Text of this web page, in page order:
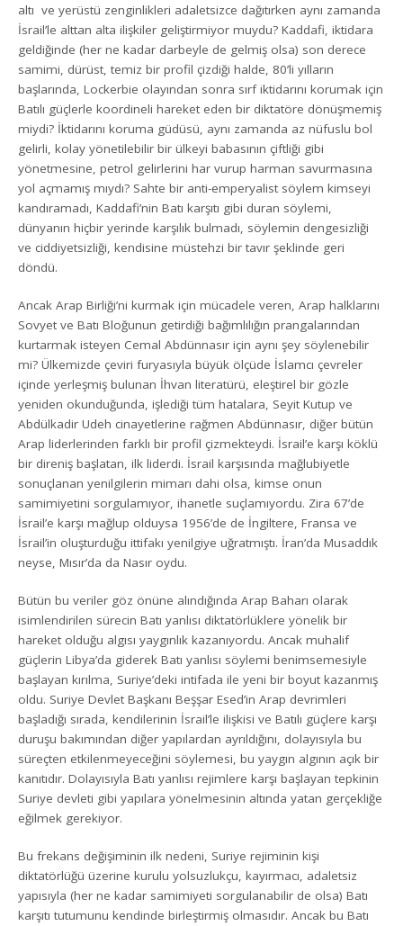
altı ve yerüstü zenginlikleri adaletsizce dağıtırken aynı zamanda
İsrail’le alttan alta ilişkiler geliştirmiyor muydu? Kaddafi, iktidara
geldiğinde (her ne kadar darbeyle de gelmiş olsa) son derece
samimi, dürüst, temiz bir profil çizdiği halde, 80’li yılların
başlarında, Lockerbie olayından sonra sırf iktidarını korumak için
Batılı güçlerle koordineli hareket eden bir diktatöre dönüşmemiş
miydi? İktidarını koruma güdüsü, aynı zamanda az nüfuslu bol
gelirli, kolay yönetilebilir bir ülkeyi babasının çiftliği gibi
yönetmesine, petrol gelirlerini har vurup harman savurmasına
yol açmamış mıydı? Sahte bir anti-emperyalist söylem kimseyi
kandıramadı, Kaddafi’nin Batı karşıtı gibi duran söylemi,
dünyanın hiçbir yerinde karşılık bulmadı, söylemin dengesizliği
ve ciddiyetsizliği, kendisine müstehzi bir tavır şeklinde geri
döndü.
Ancak Arap Birliği’ni kurmak için mücadele veren, Arap halklarını
Sovyet ve Batı Bloğunun getirdiği bağımlılığın prangalarından
kurtarmak isteyen Cemal Abdünnasır için aynı şey söylenebilir
mi? Ülkemizde çeviri furyasıyla büyük ölçüde İslamcı çevreler
içinde yerleşmiş bulunan İhvan literatürü, eleştirel bir gözle
yeniden okunduğunda, işlediği tüm hatalara, Seyit Kutup ve
Abdülkadir Udeh cinayetlerine rağmen Abdünnasır, diğer bütün
Arap liderlerinden farklı bir profil çizmekteydi. İsrail’e karşı köklü
bir direniş başlatan, ilk liderdi. İsrail karşısında mağlubiyetle
sonuçlanan yenilgilerin mimarı dahi olsa, kimse onun
samimiyetini sorgulamıyor, ihanetle suçlamıyordu. Zira 67’de
İsrail’e karşı mağlup olduysa 1956’de de İngiltere, Fransa ve
İsrail’in oluşturduğu ittifakı yenilgiye uğratmıştı. İran’da Musaddık
neyse, Mısır’da da Nasır oydu.
Bütün bu veriler göz önüne alındığında Arap Baharı olarak
isimlendirilen sürecin Batı yanlısı diktatörlüklere yönelik bir
hareket olduğu algısı yaygınlık kazanıyordu. Ancak muhalif
güçlerin Libya’da giderek Batı yanlısı söylemi benimsemesiyle
başlayan kırılma, Suriye’deki intifada ile yeni bir boyut kazanmış
oldu. Suriye Devlet Başkanı Beşşar Esed’in Arap devrimleri
başladığı sırada, kendilerinin İsrail’le ilişkisi ve Batılı güçlere karşı
duruşu bakımından diğer yapılardan ayrıldığını, dolayısıyla bu
süreçten etkilenmeyeceğini söylemesi, bu yaygın algının açık bir
kanıtıdır. Dolayısıyla Batı yanlısı rejimlere karşı başlayan tepkinin
Suriye devleti gibi yapılara yönelmesinin altında yatan gerçekliğe
eğilmek gerekiyor.
Bu frekans değişiminin ilk nedeni, Suriye rejiminin kişi
diktatörlüğü üzerine kurulu yolsuzlukçu, kayırmacı, adaletsiz
yapısıyla (her ne kadar samimiyeti sorgulanabilir de olsa) Batı
karşıtı tutumunu kendinde birleştirmiş olmasıdır. Ancak bu Batı